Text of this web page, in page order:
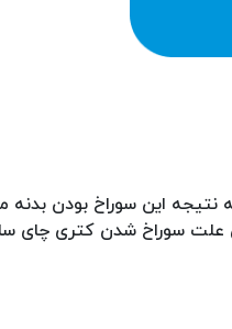
این سوراخ بودن بدنه
سوراخ شدن کتری چای